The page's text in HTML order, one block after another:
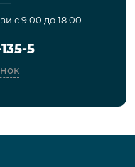
с 9.00 до 18.00
5